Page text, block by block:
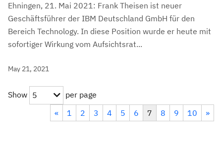
Ehningen, 21. Mai 2021: Frank Theisen ist neuer
Geschäftsführer der IBM Deutschland GmbH für den
Bereich Technology. In diese Position wurde er heute mit
sofortiger Wirkung vom Aufsichtsrat...
May 21, 2021
Show 5
per page
«
1 2 3 4 5 6 7 8 9 10 »